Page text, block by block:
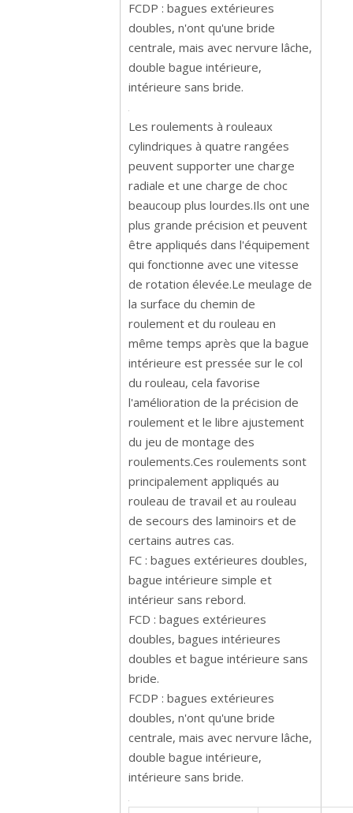
FCDP : bagues extérieures
doubles, n'ont qu'une bride
centrale, mais avec nervure lâche,
double bague intérieure,
intérieure sans bride.
Les roulements à rouleaux
cylindriques à quatre rangées
peuvent supporter une charge
radiale et une charge de choc
beaucoup plus lourdes.Ils ont une
plus grande précision et peuvent
être appliqués dans l'équipement
qui fonctionne avec une vitesse
de rotation élevée.Le meulage de
la surface du chemin de
roulement et du rouleau en
même temps après que la bague
intérieure est pressée sur le col
du rouleau, cela favorise
l'amélioration de la précision de
roulement et le libre ajustement
du jeu de montage des
roulements.Ces roulements sont
principalement appliqués au
rouleau de travail et au rouleau
de secours des laminoirs et de
certains autres cas.
FC : bagues extérieures doubles,
bague intérieure simple et
intérieur sans rebord.
FCD : bagues extérieures
doubles, bagues intérieures
doubles et bague intérieure sans
bride.
FCDP : bagues extérieures
doubles, n'ont qu'une bride
centrale, mais avec nervure lâche,
double bague intérieure,
intérieure sans bride.